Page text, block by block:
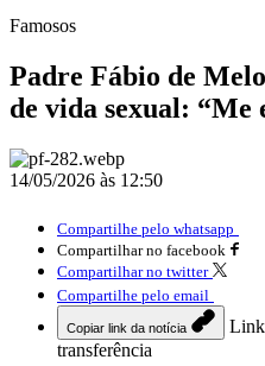
Famosos
Padre Fábio de
de vida sexual: “Me
14/05/2026 às 12:50
Compartilhe pelo whatsapp
Compartilhar no facebook
Compartilhar no twitter
Compartilhe pelo email
Copiar link da notícia
Link
transferência